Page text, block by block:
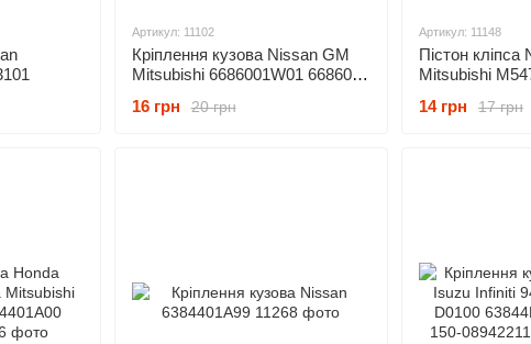
Артикул: 11102
Кріплення кузова Nissan GM
Mitsubishi 6686001W01 66860-
M40689320 грн
16 грн
Артикул: 11148
Пістон
Mitsubishi
17 грн
14 грн